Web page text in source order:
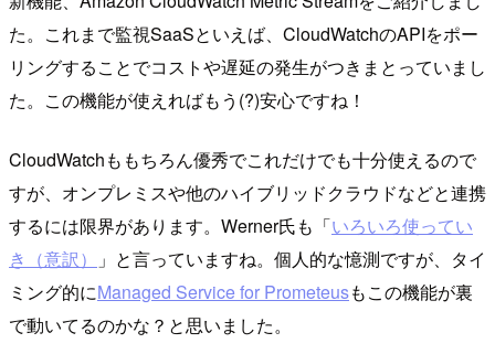
た。これまで監視SaaSといえば、CloudWatchのAPIをポー
リングすることでコストや遅延の発生がつきまとっていまし
た。この機能が使えればもう(?)安心ですね！
CloudWatchももちろん優秀でこれだけでも十分使えるので
すが、オンプレミスや他のハイブリッドクラウドなどと連携
するには限界があります。Werner氏も「いろいろ使ってい
き（意訳）
」と言っていますね。個人的な憶測ですが、タイ
ミング的にManaged Service for Prometeusもこの機能が裏
で動いてるのかな？と思いました。